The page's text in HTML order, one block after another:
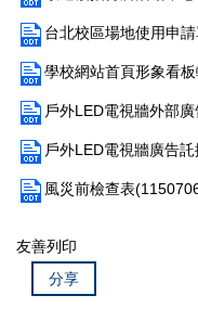
台北校區場地使用申
學校網站首頁形象看
戶外LED電視牆外部
戶外LED電視牆廣告
風災前檢查表
友善列印
分享